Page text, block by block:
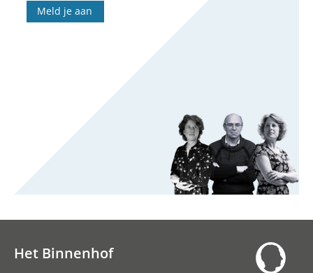
Meld je aan
Het Binnenhof